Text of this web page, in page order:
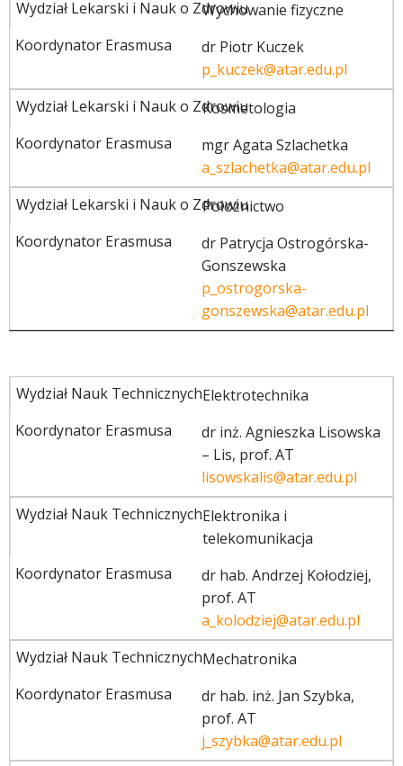
Wychowanie fizyczne
dr Piotr Kuczek
p_kuczek@atar.edu.pl
Kosmetologia
mgr Agata Szlachetka
a_szlachetka@atar.edu.pl
Położnictwo
dr Patrycja Ostrogórska-
Gonszewska
p_ostrogorska-
gonszewska@atar.edu.pl
Elektrotechnika
dr inż. Agnieszka Lisowska
– Lis, prof. AT
lisowskalis@atar.edu.pl
Elektronika i
telekomunikacja
dr hab. Andrzej Kołodziej,
prof. AT
a_kolodziej@atar.edu.pl
Mechatronika
dr hab. inż. Jan Szybka,
prof. AT
j_szybka@atar.edu.pl